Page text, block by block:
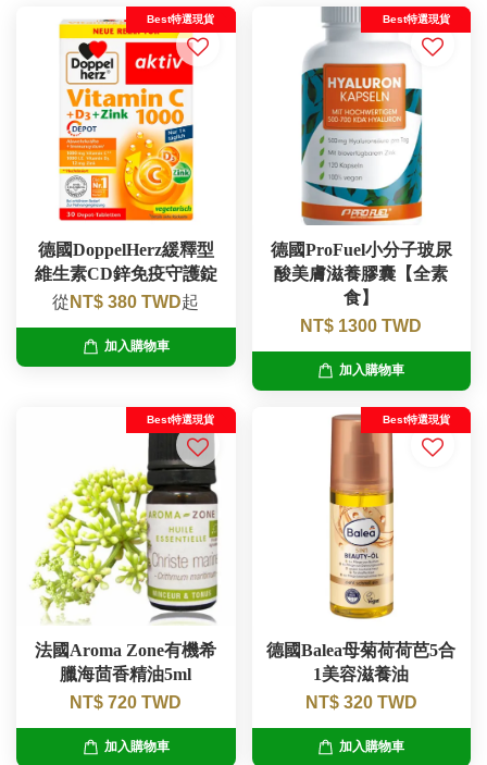
Best特選現貨
德國DoppelHerz緩釋型
維生素CD鋅免疫守護錠
從 NT$ 380 TWD起
加入購物車
Best特選現貨
德國ProFuel小分子玻尿
酸美膚滋養膠囊【全素
食】
NT$ 1300 TWD
加入購物車
Best特選現貨
法國Aroma Zone有機希
臘海茴香精油5ml
NT$ 720 TWD
加入購物車
Best特選現貨
德國Balea母菊荷荷芭5合
1美容滋養油
NT$ 320 TWD
加入購物車